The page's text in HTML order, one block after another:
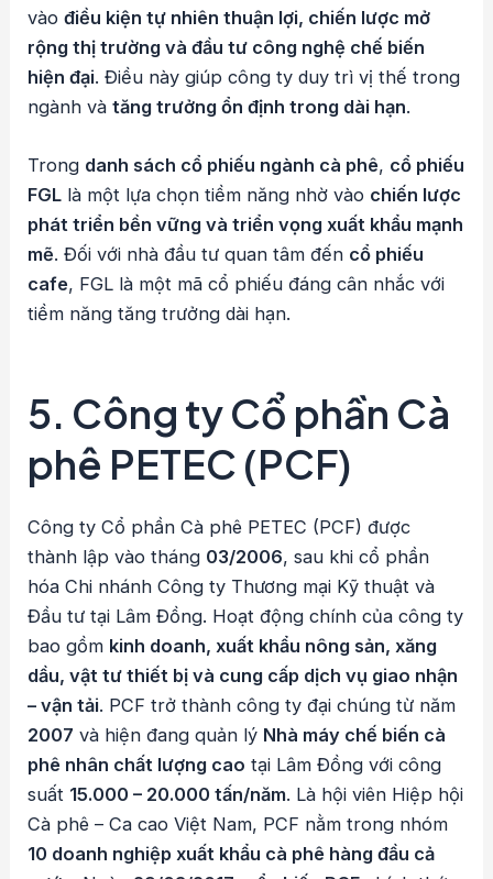
vàođiều kiện tự nhiên thuận lợi, chiến lược mở
rộng thị trường và đầu tư công nghệ chế biến
hiện đại. Điều này giúp công ty duy trì vị thế trong
ngành vàtăng trưởng ổn định trong dài hạn.
Trong danh sách cổ phiếu ngành cà phê, cổ phiếu
FGL là một lựa chọn tiềm năng nhờ vào chiến lược
phát triển bền vững và triển vọng xuất khẩu mạnh
mẽ. Đối với nhà đầu tư quan tâm đến cổ phiếu
cafe, FGL là một mã cổ phiếu đáng cân nhắc với
tiềm năng tăng trưởng dài hạn.
5. Công ty Cổ phần Cà
phê PETEC (PCF)
Công ty Cổ phần Cà phê PETEC (PCF) được
thành lập vào tháng 03/2006, sau khi cổ phần
hóa Chi nhánh Công ty Thương mại Kỹ thuật và
Đầu tư tại Lâm Đồng. Hoạt động chính của công ty
bao gồm kinh doanh, xuất khẩu nông sản, xăng
dầu, vật tư thiết bị và cung cấp dịch vụ giao nhận
– vận tải. PCF trở thành công ty đại chúng từ năm
2007 và hiện đang quản lý Nhà máy chế biến cà
phê nhân chất lượng cao tại Lâm Đồng với công
suất 15.000 – 20.000 tấn/năm. Là hội viên Hiệp hội
Cà phê – Ca cao Việt Nam, PCF nằm trong nhóm
10 doanh nghiệp xuất khẩu cà phê hàng đầu cả